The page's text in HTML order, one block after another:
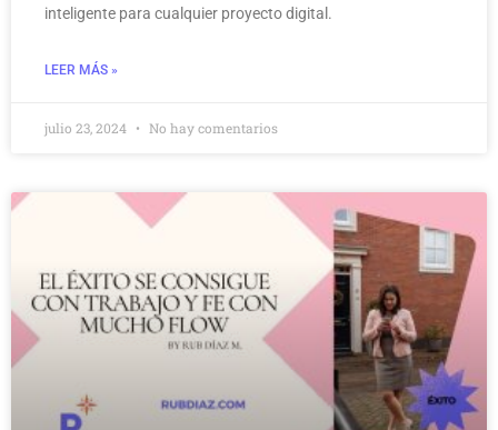
inteligente para cualquier proyecto digital.
LEER MÁS »
julio 23, 2024 No hay comentarios